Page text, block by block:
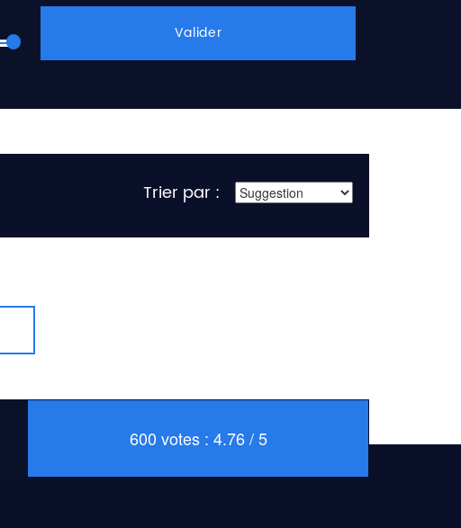
Valider
Trier par :
600 votes : 4.76 / 5